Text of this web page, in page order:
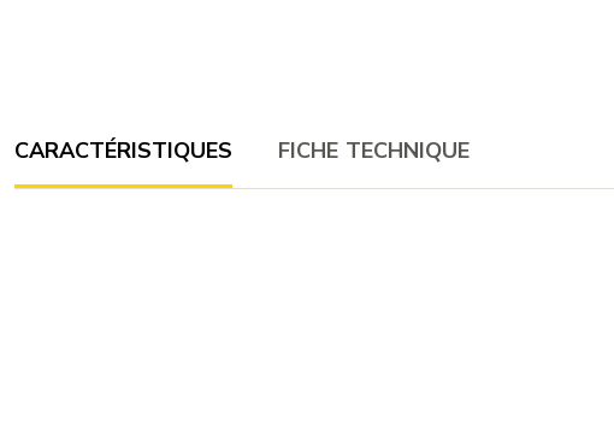
CARACTÉRISTIQUES FICHE TECHNIQUE